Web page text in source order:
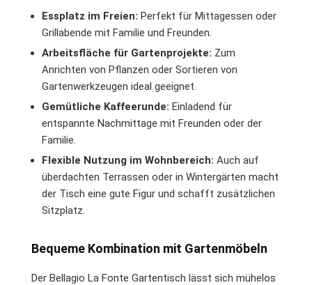
Essplatz im Freien: Perfekt für Mittagessen oder
Grillabende mit Familie und Freunden.
Arbeitsfläche für Gartenprojekte: Zum
Anrichten von Pflanzen oder Sortieren von
Gartenwerkzeugen ideal geeignet.
Gemütliche Kaffeerunde: Einladend für
entspannte Nachmittage mit Freunden oder der
Familie.
Flexible Nutzung im Wohnbereich: Auch auf
überdachten Terrassen oder in Wintergärten macht
der Tisch eine gute Figur und schafft zusätzlichen
Sitzplatz.
Bequeme Kombination mit Gartenmöbeln
Der Bellagio La Fonte Gartentisch lässt sich mühelos